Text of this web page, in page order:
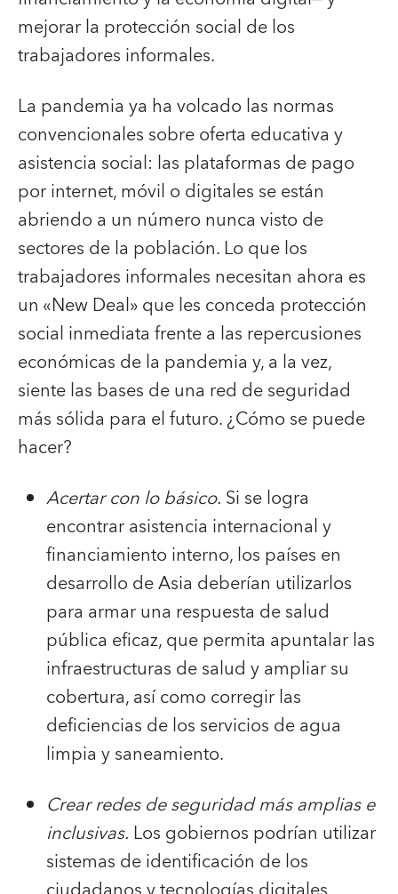
mejorar la protección social de los
trabajadores informales.
La pandemia ya ha volcado las normas
convencionales sobre oferta educativa y
asistencia social: las plataformas de pago
por internet, móvil o digitales se están
abriendo a un número nunca visto de
sectores de la población. Lo que los
trabajadores informales necesitan ahora es
un «New Deal» que les conceda protección
social inmediata frente a las repercusiones
económicas de la pandemia y, a la vez,
siente las bases de una red de seguridad
más sólida para el futuro. ¿Cómo se puede
hacer?
Acertar con lo básico. Si se logra
encontrar asistencia internacional y
financiamiento interno, los países en
desarrollo de Asia deberían utilizarlos
para armar una respuesta de salud
pública eficaz, que permita apuntalar las
infraestructuras de salud y ampliar su
cobertura, así como corregir las
deficiencias de los servicios de agua
limpia y saneamiento.
Crear redes de seguridad más amplias e
inclusivas. Los gobiernos podrían utilizar
sistemas de identificación de los